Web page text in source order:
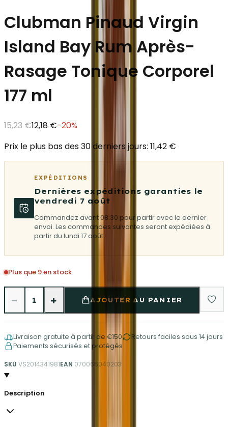
Clubman Pinaud Virgin
Island Bay Rum Après-
Rasage Tonique Corporel
177 ml
15,23 €12,18 €-20%
Prix le plus bas des 30 derniers jours: 11,42 €
EXPÉDITIONS
Dernières expéditions garanties le
vendredi 7 août
Commandez avant 08:30 pour partir avec le dernier
envoi. Les commandes suivantes seront expédiées à
partir du lundi 17 août.
Plus que 9 en stock
− 1 + AJOUTER AU PANIER
Livraison gratuite à partir de €150
Retours faciles sous 14 jours
Paiements sécurisés et protégés
SKU VS2014341981EAN 070066040203
Description